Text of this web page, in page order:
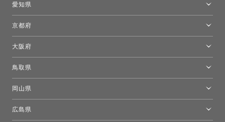
愛知県
京都府
大阪府
鳥取県
岡山県
広島県